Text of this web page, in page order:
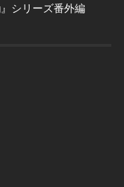
シリーズ番外編